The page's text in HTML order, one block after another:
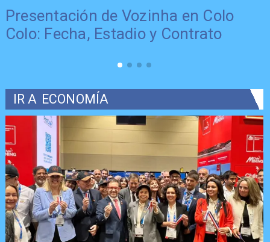
Presentación de Vozinha en Colo
Colo: Fecha, Estadio y Contrato
IR A ECONOMÍA